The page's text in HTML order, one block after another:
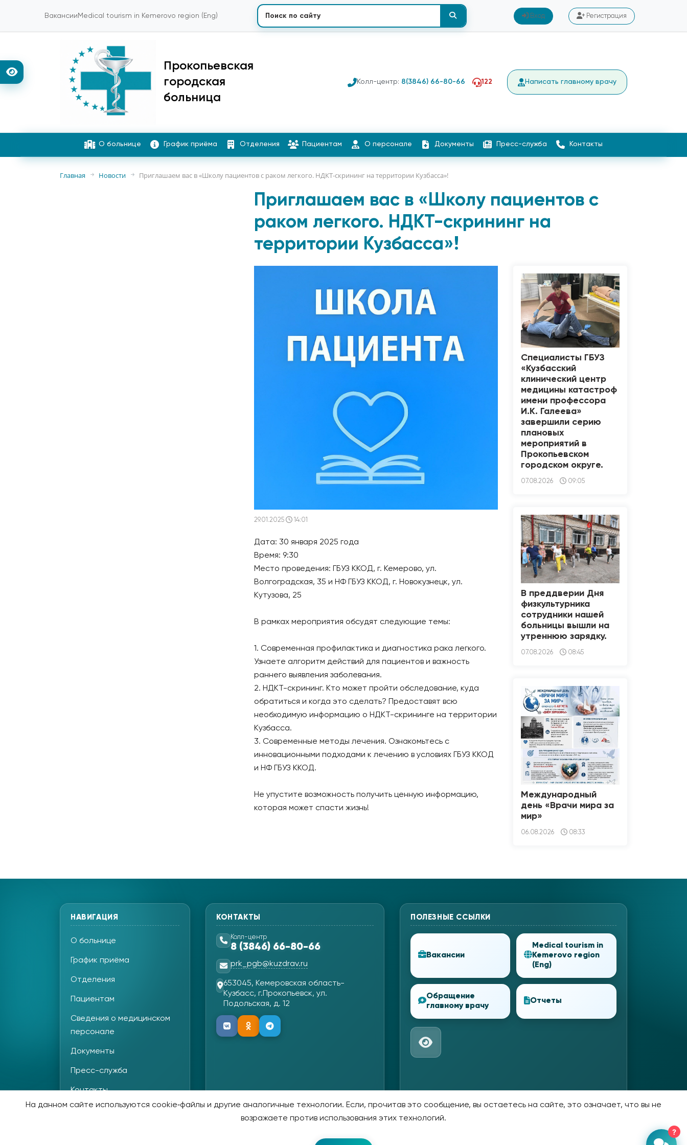
Вакансии Medical tourism in Kemerovo region (Eng) Вход Регистрация
Прокопьевская
городская
больница
Колл-центр: 8(3846) 66-80-66 122 Написать главному врачу
О больнице График приёма Отделения Пациентам О персонале Документы Пресс-служба Контакты
Главная Новости Приглашаем вас в «Школу пациентов с раком легкого. НДКТ-скрининг на территории Кузбасса»!
Приглашаем вас в «Школу пациентов с
раком легкого. НДКТ-скрининг на
территории Кузбасса»!
29.01.2025 14:01
Дата: 30 января 2025 года
Время: 9:30
Место проведения: ГБУЗ ККОД, г. Кемерово, ул.
Волгоградская, 35 и НФ ГБУЗ ККОД, г. Новокузнецк, ул.
Кутузова, 25
В рамках мероприятия обсудят следующие темы:
1. Современная профилактика и диагностика рака легкого.
Узнаете алгоритм действий для пациентов и важность
раннего выявления заболевания.
2. НДКТ-скрининг. Кто может пройти обследование, куда
обратиться и когда это сделать? Предоставят всю
необходимую информацию о НДКТ-скрининге на территории
Кузбасса.
3. Современные методы лечения. Ознакомьтесь с
инновационными подходами к лечению в условиях ГБУЗ ККОД
и НФ ГБУЗ ККОД.
Не упустите возможность получить ценную информацию,
которая может спасти жизнь!
Специалисты ГБУЗ
«Кузбасский
клинический центр
медицины катастроф
имени профессора
И.К. Галеева»
завершили серию
плановых
мероприятий в
Прокопьевском
городском округе.
07.08.2026 09:05
В преддверии Дня
физкультурника
сотрудники нашей
больницы вышли на
утреннюю зарядку.
07.08.2026 08:45
Международный
день «Врачи мира за
мир»
06.08.2026 08:33
НАВИГАЦИЯ
О больнице
График приёма
Отделения
Пациентам
Сведения о медицинском
персонале
Документы
Пресс-служба
Контакты
КОНТАКТЫ
Колл-центр
8 (3846) 66-80-66
prk_pgb@kuzdrav.ru
653045, Кемеровская область-
Кузбасс, г.Прокопьевск, ул.
Подольская, д. 12
ПОЛЕЗНЫЕ ССЫЛКИ
Вакансии
Medical tourism in
Kemerovo region
(Eng)
Обращение
главному врачу
Отчеты
На данном сайте используются cookie‑файлы и другие аналогичные технологии. Если, прочитав это сообщение, вы остаетесь на сайте, это означает, что вы не
возражаете против использования этих технологий.
?